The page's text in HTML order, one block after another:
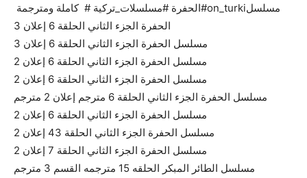
كاملة ومترجمة ‏‎ ‏‎ #الحفرة #مسلسلات_تركية ‏#on_turkiمسلسل
الحفرة الجزء الثاني الحلقة 6 إعلان 3
مسلسل الحفرة الجزء الثاني الحلقة 6 إعلان 3
مسلسل الحفرة الجزء الثاني الحلقة 6 إعلان 2
مسلسل الحفرة الجزء الثاني الحلقة 6 إعلان 2
مسلسل الحفرة الجزء الثاني الحلقة 6 مترجم إعلان 2 مترجم
مسلسل الحفرة الجزء الثاني الحلقة 6 إعلان 2
مسلسل الحفرة الجزء الثاني الحلقة 43 إعلان 2
مسلسل الحفرة الجزء الثاني الحلقة 7 إعلان 2
مسلسل الطائر المبكر الحلقه 15 مترجمه القسم 3 مترجم